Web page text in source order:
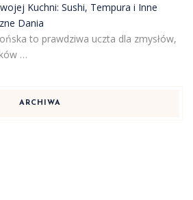
Kuchni: Sushi, Tempura i Inne
Dania
to prawdziwa uczta dla zmysłów,
…
ARCHIWA